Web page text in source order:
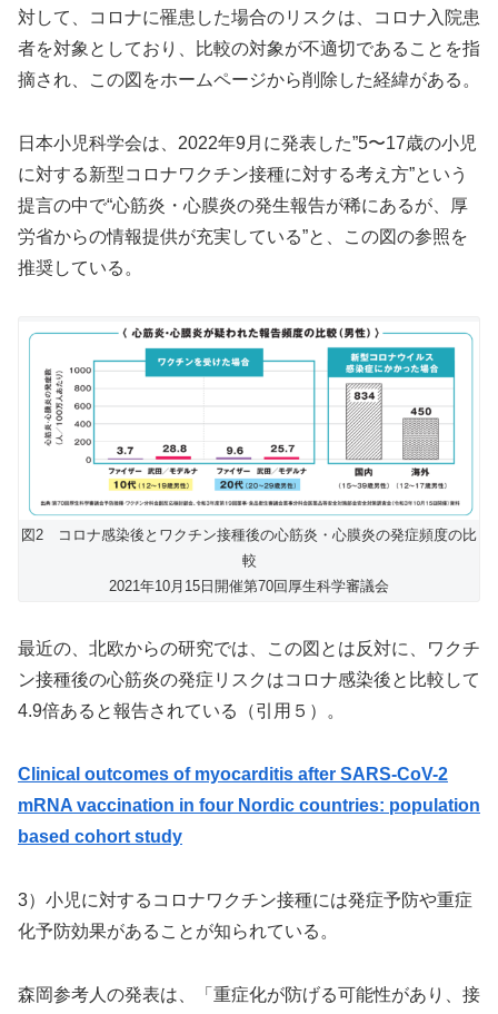
対して、コロナに罹患した場合のリスクは、コロナ入院患
者を対象としており、比較の対象が不適切であることを指
摘され、この図をホームページから削除した経緯がある。
日本小児科学会は、2022年9月に発表した”5〜17歳の小児
に対する新型コロナワクチン接種に対する考え方”という
提言の中で“心筋炎・心膜炎の発生報告が稀にあるが、厚
労省からの情報提供が充実している”と、この図の参照を
推奨している。
図2 コロナ感染後とワクチン接種後の心筋炎・心膜炎の発症頻度の比
較
2021年10月15日開催第70回厚生科学審議会
最近の、北欧からの研究では、この図とは反対に、ワクチ
ン接種後の心筋炎の発症リスクはコロナ感染後と比較して
4.9倍あると報告されている（引用５）。
Clinical outcomes of myocarditis after SARS-CoV-2
mRNA vaccination in four Nordic countries: population
based cohort study
3）小児に対するコロナワクチン接種には発症予防や重症
化予防効果があることが知られている。
森岡参考人の発表は、「重症化が防げる可能性があり、接